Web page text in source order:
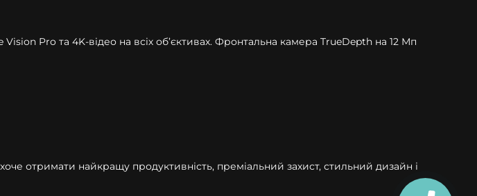
Pro та 4K-відео на всіх об’єктивах. Фронтальна камера TrueDepth на 12 Мп
отримати найкращу продуктивність, преміальний захист, стильний дизайн і